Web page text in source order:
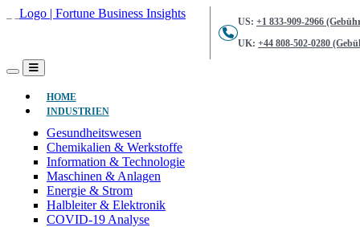
US: +1 833-909-2966
UK: +44 808-502-0280
HOME(AKTUELL)
INDUSTRIEN
Gesundheitswesen
Chemikalien & Werkstoffe
Information & Technologie
Maschinen & Anlagen
Energie & Strom
Halbleiter & Elektronik
COVID-19 Analyse